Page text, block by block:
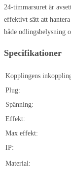
24-timmarsuret är
effektivt sätt att
både odlingsbelysning
Specifikationer
Kopplingens
Plug:
Spänning:
Effekt:
Max effekt:
IP:
Material: